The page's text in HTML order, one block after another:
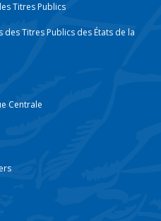
Titres Publics
Titres Publics des États de la
Centrale